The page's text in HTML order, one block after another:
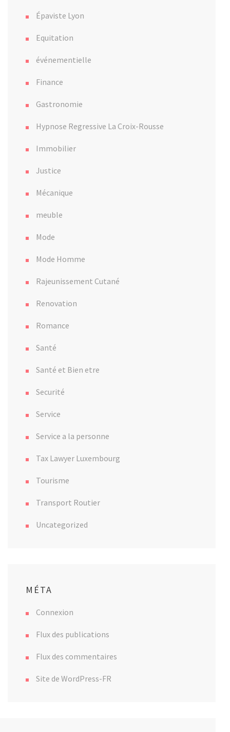
Épaviste Lyon
Equitation
événementielle
Finance
Gastronomie
Hypnose Regressive La Croix-Rousse
Immobilier
Justice
Mécanique
meuble
Mode
Mode Homme
Rajeunissement Cutané
Renovation
Romance
Santé
Santé et Bien etre
Securité
Service
Service a la personne
Tax Lawyer Luxembourg
Tourisme
Transport Routier
Uncategorized
MÉTA
Connexion
Flux des publications
Flux des commentaires
Site de WordPress-FR